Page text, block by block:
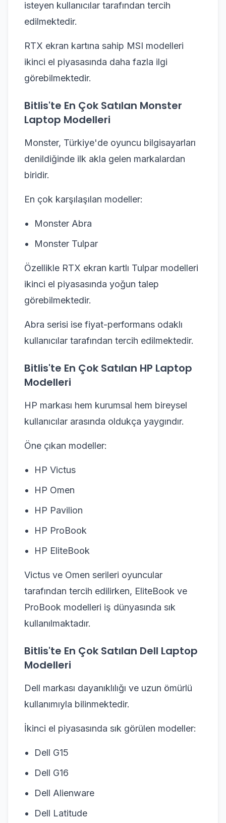
isteyen kullanıcılar tarafından tercih
edilmektedir.
RTX ekran kartına sahip MSI modelleri
ikinci el piyasasında daha fazla ilgi
görebilmektedir.
Bitlis'te En Çok Satılan Monster
Laptop Modelleri
Monster, Türkiye'de oyuncu bilgisayarları
denildiğinde ilk akla gelen markalardan
biridir.
En çok karşılaşılan modeller:
Monster Abra
Monster Tulpar
Özellikle RTX ekran kartlı Tulpar modelleri
ikinci el piyasasında yoğun talep
görebilmektedir.
Abra serisi ise fiyat-performans odaklı
kullanıcılar tarafından tercih edilmektedir.
Bitlis'te En Çok Satılan HP Laptop
Modelleri
HP markası hem kurumsal hem bireysel
kullanıcılar arasında oldukça yaygındır.
Öne çıkan modeller:
HP Victus
HP Omen
HP Pavilion
HP ProBook
HP EliteBook
Victus ve Omen serileri oyuncular
tarafından tercih edilirken, EliteBook ve
ProBook modelleri iş dünyasında sık
kullanılmaktadır.
Bitlis'te En Çok Satılan Dell Laptop
Modelleri
Dell markası dayanıklılığı ve uzun ömürlü
kullanımıyla bilinmektedir.
İkinci el piyasasında sık görülen modeller:
Dell G15
Dell G16
Dell Alienware
Dell Latitude